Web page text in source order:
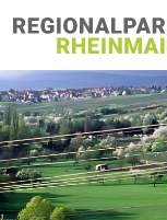
Durch die